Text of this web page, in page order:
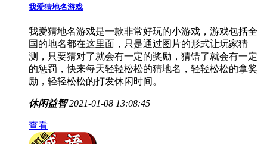
我爱猜地名游戏
我爱猜地名游戏是一款非常好玩的小游戏，游戏包括全
国的地名都在这里面，只是通过图片的形式让玩家猜
测，只要猜对了就会有一定的奖励，猜错了就会有一定
的惩罚，快来每天轻轻松松的猜地名，轻轻松松的拿奖
励，轻轻松松的打发休闲时间。
休闲益智 2021-01-08 13:08:45
查看